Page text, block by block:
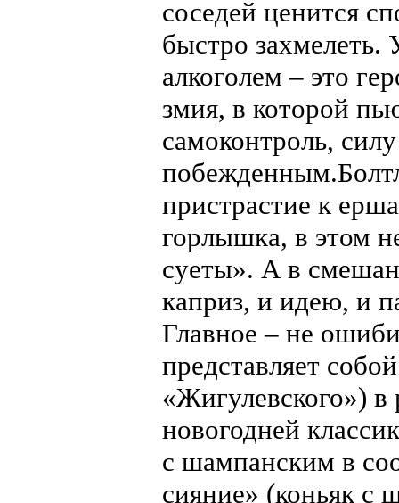
соседей ценится
быстро захмелеть.
алкоголем – это
змия, в которой
самоконтроль,
пристрастие к
горлышка, в этом
суеты». А в
каприз, и идею, и
Главное – не
представляет
«Жигулевского»)
новогодней
с шампанским в
сияние» (коньяк с